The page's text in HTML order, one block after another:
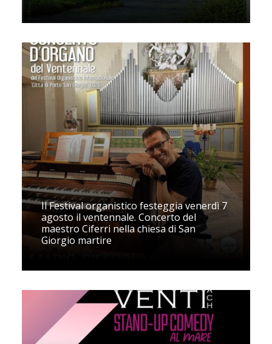
Il Festival organistico festeggia venerdì 7
agosto il ventennale. Concerto del
maestro Ciferri nella chiesa di San
Giorgio martire